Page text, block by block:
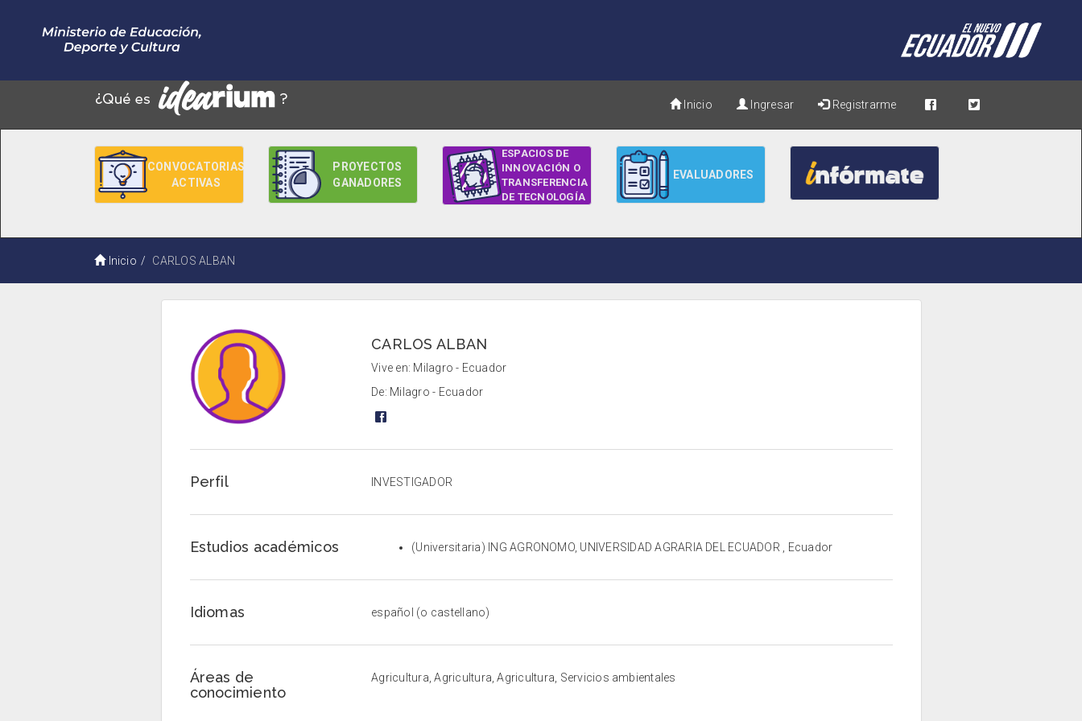
Inicio Ingresar Registrarme
CONVOCATORIAS
ACTIVAS
PROYECTOS
GANADORES
ESPACIOS DE
INNOVACIÓN O
TRANSFERENCIA
DE TECNOLOGÍA
EVALUADORES
Inicio CARLOS ALBAN
CARLOS ALBAN
Vive en: Milagro - Ecuador
De: Milagro - Ecuador
Perfil INVESTIGADOR
Estudios académicos (Universitaria) ING AGRONOMO, UNIVERSIDAD AGRARIA DEL ECUADOR , Ecuador
Idiomas español (o castellano)
Áreas de
conocimiento
Agricultura, Agricultura, Agricultura, Servicios ambientales